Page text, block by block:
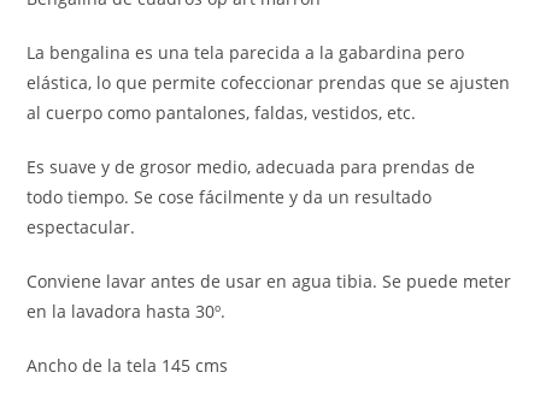
La bengalina es una tela parecida a la gabardina pero
elástica, lo que permite cofeccionar prendas que se ajusten
al cuerpo como pantalones, faldas, vestidos, etc.
Es suave y de grosor medio, adecuada para prendas de
todo tiempo. Se cose fácilmente y da un resultado
espectacular.
Conviene lavar antes de usar en agua tibia. Se puede meter
en la lavadora hasta 30º.
Ancho de la tela 145 cms